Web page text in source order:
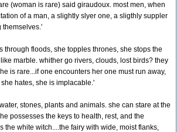
(woman is rare) said giraudoux. most men, when
of a man, a slightly slyer one, a sligthly suppler
themselves.'
through floods, she topples thrones, she stops the
marble. whither go rivers, clouds, lost birds? they
is rare...if one encounters her one must run away,
hates, she is implacable.'
stones, plants and animals. she can stare at the
possesses the keys to health, rest, and the
the white witch....the fairy with wide, moist flanks,